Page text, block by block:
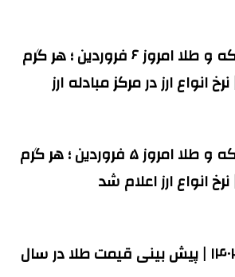
جدیدترین قیمت سکه و طلا امروز ۶ فروردین ؛ هر گرم
جدیدترین قیمت سکه و طلا امروز ۵ فروردین ؛ هر گرم
طلا، دارایی جذاب ۱۴۰۳ | پیش بینی قیمت طلا در سال